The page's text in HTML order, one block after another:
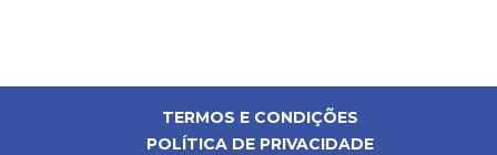
TERMOS E CONDIÇÕES
POLÍTICA DE PRIVACIDADE